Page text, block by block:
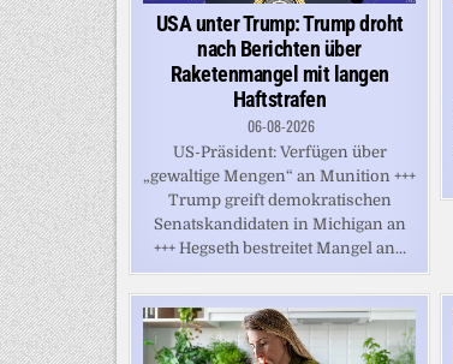
USA unter Trump: Trump droht
nach Berichten über
Raketenmangel mit langen
Haftstrafen
06-08-2026
US-Präsident: Verfügen über
„gewaltige Mengen“ an Munition +++
Trump greift demokratischen
Senatskandidaten in Michigan an
+++ Hegseth bestreitet Mangel an...